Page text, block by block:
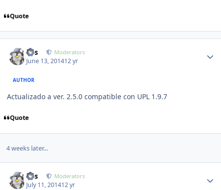
Quote
luis Moderators
June 13, 201412 yr
AUTHOR
Actualizado a ver. 2.5.0 compatible con UPL 1.9.7
Quote
4 weeks later...
luis Moderators
July 11, 201412 yr